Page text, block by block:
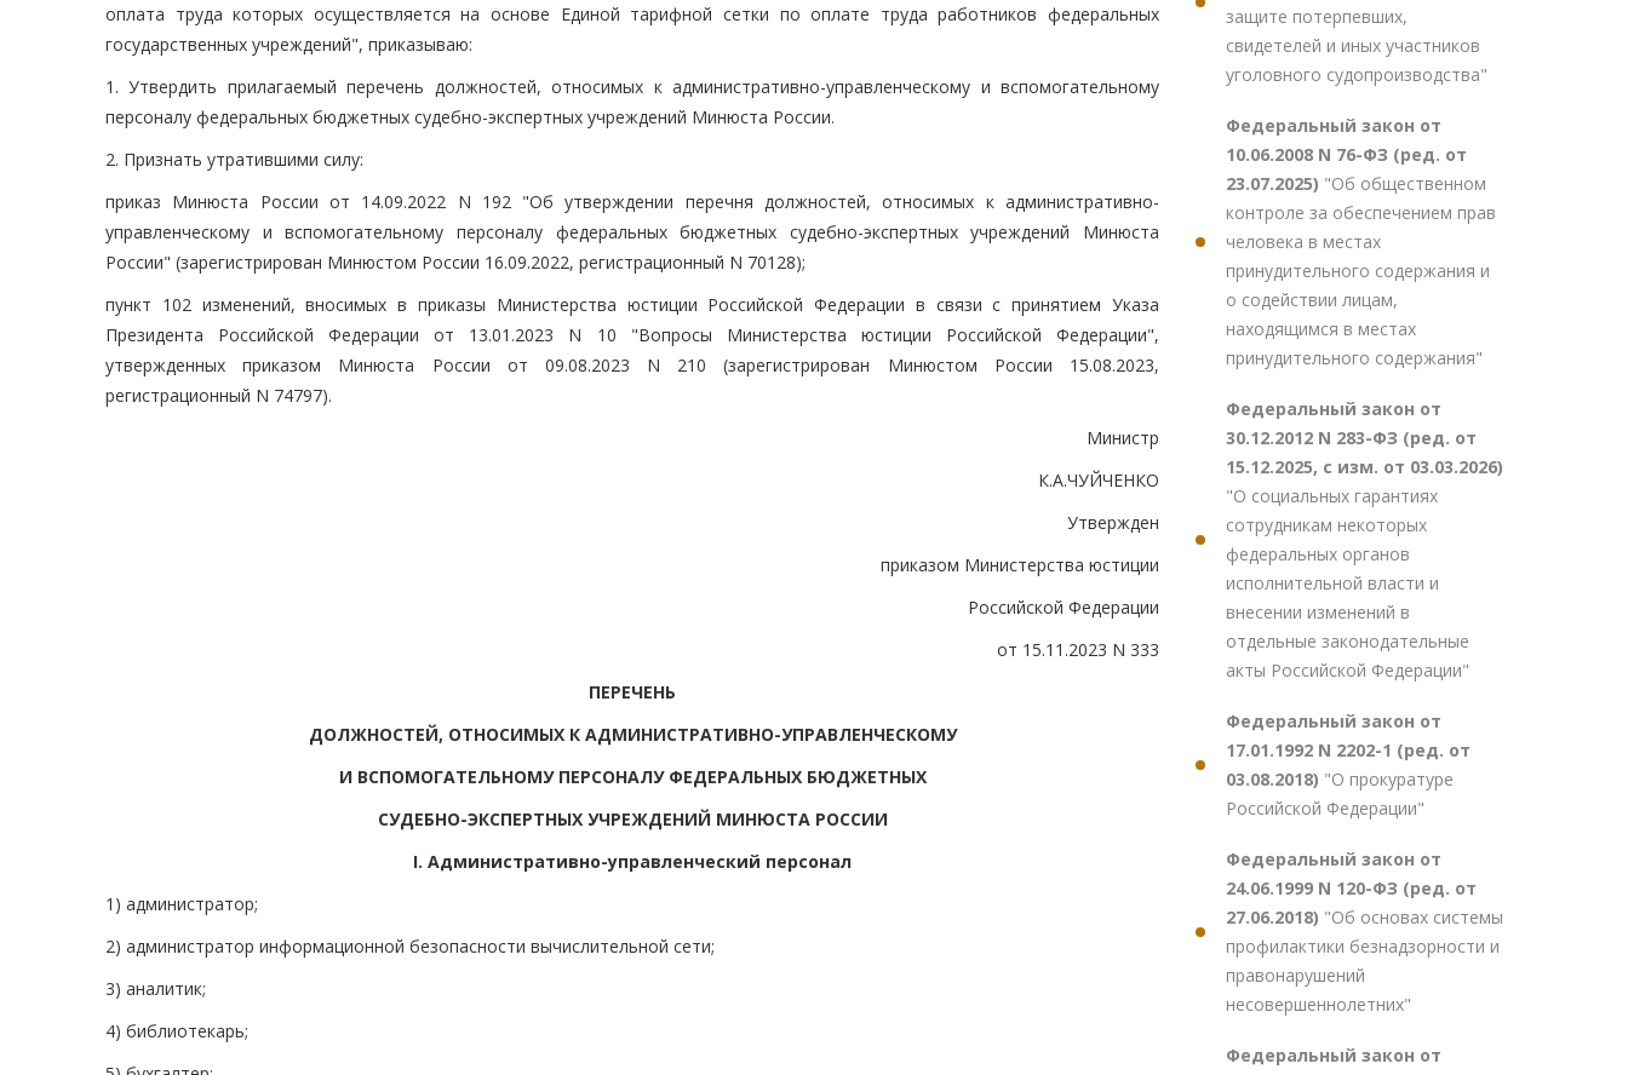
оплата труда которых осуществляется на основе Единой тарифной сетки по оплате труда работников федеральных
государственных учреждений", приказываю:
1. Утвердить прилагаемый перечень должностей, относимых к административно-управленческому и вспомогательному
персоналу федеральных бюджетных судебно-экспертных учреждений Минюста России.
2. Признать утратившими силу:
приказ Минюста России от 14.09.2022 N 192 "Об утверждении перечня должностей, относимых к административно-
управленческому и вспомогательному персоналу федеральных бюджетных судебно-экспертных учреждений Минюста
России" (зарегистрирован Минюстом России 16.09.2022, регистрационный N 70128);
пункт 102 изменений, вносимых в приказы Министерства юстиции Российской Федерации в связи с принятием Указа
Президента Российской Федерации от 13.01.2023 N 10 "Вопросы Министерства юстиции Российской Федерации",
утвержденных приказом Минюста России от 09.08.2023 N 210 (зарегистрирован Минюстом России 15.08.2023,
регистрационный N 74797).
Министр
К.А.ЧУЙЧЕНКО
Утвержден
приказом Министерства юстиции
Российской Федерации
от 15.11.2023 N 333
ПЕРЕЧЕНЬ
ДОЛЖНОСТЕЙ, ОТНОСИМЫХ К АДМИНИСТРАТИВНО-УПРАВЛЕНЧЕСКОМУ
И ВСПОМОГАТЕЛЬНОМУ ПЕРСОНАЛУ ФЕДЕРАЛЬНЫХ БЮДЖЕТНЫХ
СУДЕБНО-ЭКСПЕРТНЫХ УЧРЕЖДЕНИЙ МИНЮСТА РОССИИ
I. Административно-управленческий персонал
1) администратор;
2) администратор информационной безопасности вычислительной сети;
3) аналитик;
4) библиотекарь;
защите потерпевших,
свидетелей и иных участников
уголовного судопроизводства"
Федеральный закон от
10.06.2008 N 76-ФЗ (ред. от
23.07.2025) "Об общественном
контроле за обеспечением прав
человека в местах
принудительного содержания и
о содействии лицам,
находящимся в местах
принудительного содержания"
Федеральный закон от
30.12.2012 N 283-ФЗ (ред. от
15.12.2025, с изм. от 03.03.2026)
"О социальных гарантиях
сотрудникам некоторых
федеральных органов
исполнительной власти и
внесении изменений в
отдельные законодательные
акты Российской Федерации"
Федеральный закон от
17.01.1992 N 2202-1 (ред. от
03.08.2018) "О прокуратуре
Российской Федерации"
Федеральный закон от
24.06.1999 N 120-ФЗ (ред. от
27.06.2018) "Об основах системы
профилактики безнадзорности и
правонарушений
несовершеннолетних"
Федеральный закон от